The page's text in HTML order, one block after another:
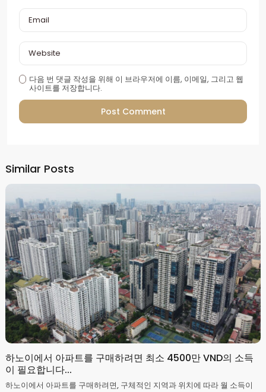
다음 번 댓글 작성을 위해 이 브라우저에 이름, 이메일, 그리고 웹
사이트를 저장합니다.
Similar Posts
하노이에서 아파트를 구매하려면 최소 4500만 VND의 소득
이 필요합니다...
하노이에서 아파트를 구매하려면, 구체적인 지역과 위치에 따라 월 소득이